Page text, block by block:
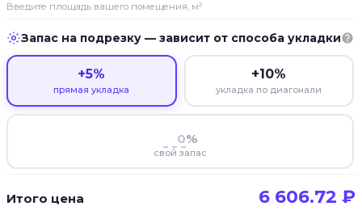
Введите площадь вашего помещения, м²
Запас на подрезку — зависит от способа укладки
+5%
прямая укладка
+10%
укладка по диагонали
%
свой запас
Итого цена 6 606.72 ₽